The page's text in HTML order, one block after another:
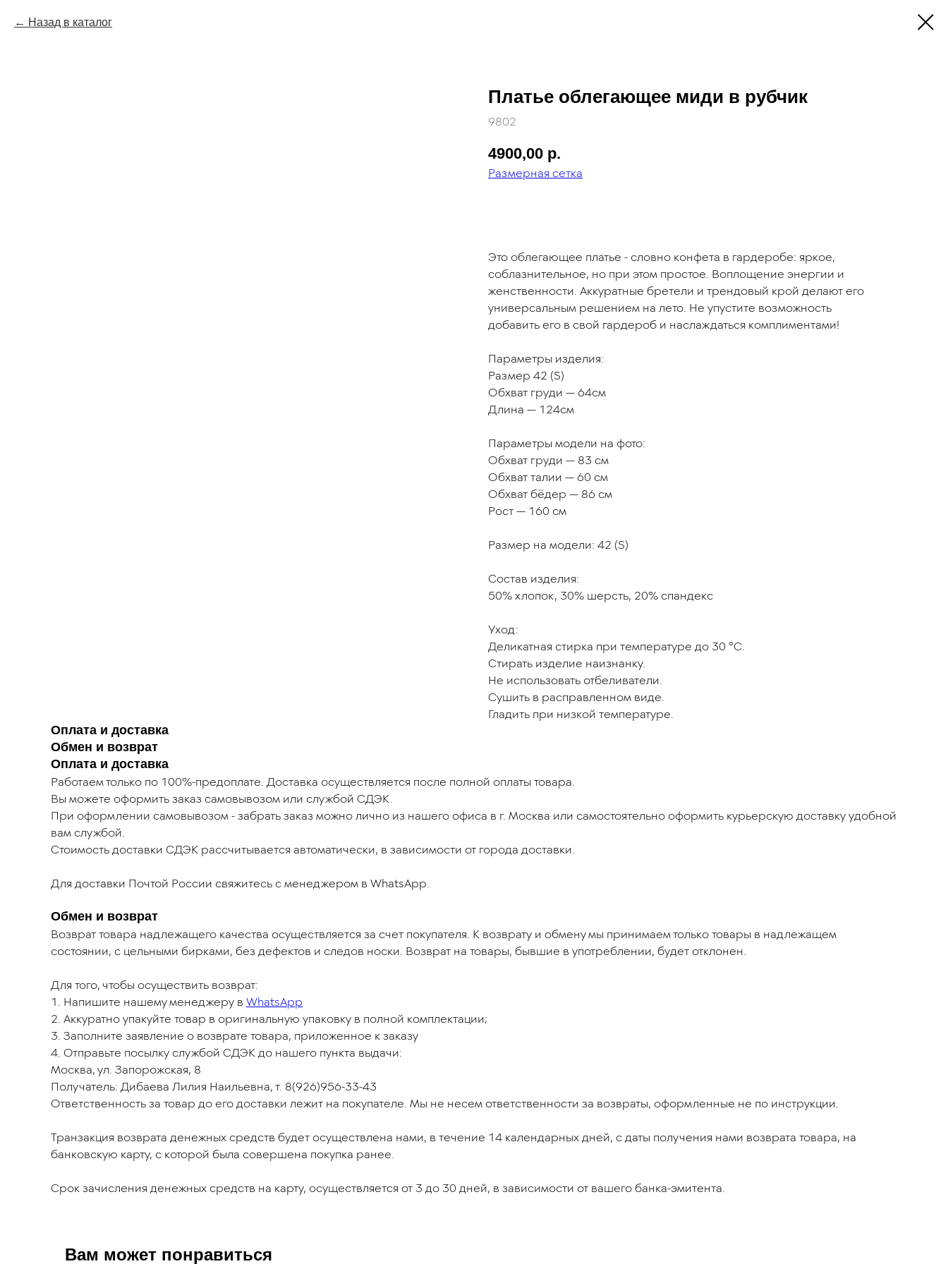
Назад в каталог
Платье облегающее миди в рубчик
9802
4900,00 р.
Размерная сетка
Это облегающее платье - словно конфета в гардеробе: яркое,
соблазнительное, но при этом простое. Воплощение энергии и
женственности. Аккуратные бретели и трендовый крой делают его
универсальным решением на лето. Не упустите возможность
добавить его в свой гардероб и наслаждаться комплиментами!
Параметры изделия:
Размер 42 (S)
Обхват груди — 64см
Длина — 124см
Параметры модели на фото:
Обхват груди — 83 см
Обхват талии — 60 см
Обхват бёдер — 86 см
Рост — 160 см
Размер на модели: 42 (S)
Состав изделия:
50% хлопок, 30% шерсть, 20% спандекс
Уход:
Деликатная стирка при температуре до 30 °C.
Стирать изделие наизнанку.
Не использовать отбеливатели.
Сушить в расправленном виде.
Гладить при низкой температуре.
Оплата и доставка
Обмен и возврат
Оплата и доставка
Работаем только по 100%-предоплате. Доставка осуществляется после полной оплаты товара.
Вы можете оформить заказ самовывозом или службой СДЭК.
При оформлении самовывозом - забрать заказ можно лично из нашего офиса в г. Москва или самостоятельно оформить курьерскую доставку удобной
вам службой.
Стоимость доставки СДЭК рассчитывается автоматически, в зависимости от города доставки.
Для доставки Почтой России свяжитесь с менеджером в WhatsApp.
Обмен и возврат
Возврат товара надлежащего качества осуществляется за счет покупателя. К возврату и обмену мы принимаем только товары в надлежащем
состоянии, с цельными бирками, без дефектов и следов носки. Возврат на товары, бывшие в употреблении, будет отклонен.
Для того, чтобы осуществить возврат:
1. Напишите нашему менеджеру в WhatsApp
2. Аккуратно упакуйте товар в оригинальную упаковку в полной комплектации;
3. Заполните заявление о возврате товара, приложенное к заказу
4. Отправьте посылку службой СДЭК до нашего пункта выдачи:
Москва, ул. Запорожская, 8
Получатель: Дибаева Лилия Наильевна, т. 8(926)956-33-43
Ответственность за товар до его доставки лежит на покупателе. Мы не несем ответственности за возвраты, оформленные не по инструкции.
Транзакция возврата денежных средств будет осуществлена нами, в течение 14 календарных дней, с даты получения нами возврата товара, на
банковскую карту, с которой была совершена покупка ранее.
Срок зачисления денежных средств на карту, осуществляется от 3 до 30 дней, в зависимости от вашего банка-эмитента.
Вам может понравиться